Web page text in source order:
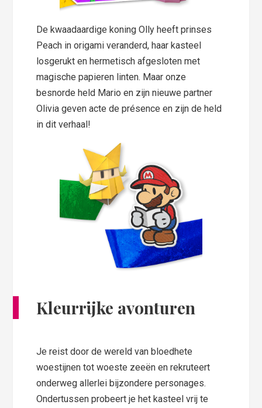
De kwaadaardige koning Olly heeft prinses
Peach in origami veranderd, haar kasteel
losgerukt en hermetisch afgesloten met
magische papieren linten. Maar onze
besnorde held Mario en zijn nieuwe partner
Olivia geven acte de présence en zijn de held
in dit verhaal!
Kleurrijke avonturen
Je reist door de wereld van bloedhete
woestijnen tot woeste zeeën en rekruteert
onderweg allerlei bijzondere personages.
Ondertussen probeert je het kasteel vrij te